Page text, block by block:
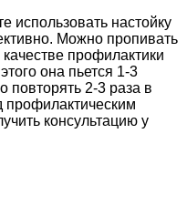
использовать настойку
Можно пропивать
профилактики
она пьется 1-3
повторять 2-3 раза в
консультацию у